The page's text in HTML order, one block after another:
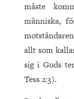
måste
människa,
allt som
sig i Guds
Tess 2:3).